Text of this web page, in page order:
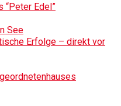
“Peter Edel”
See
Erfolge – direkt vor